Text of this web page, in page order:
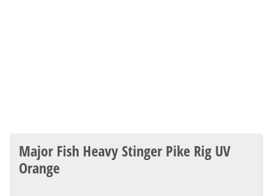
Major Fish Heavy Stinger Pike Rig UV
Orange